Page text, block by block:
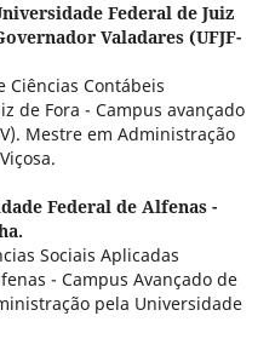
Federal de Juiz
Valadares (UFJF-
Ciências Contábeis
de Fora - Campus avançado
Mestre em Administração
Federal de Alfenas -
Sociais Aplicadas
- Campus Avançado de
pela Universidade